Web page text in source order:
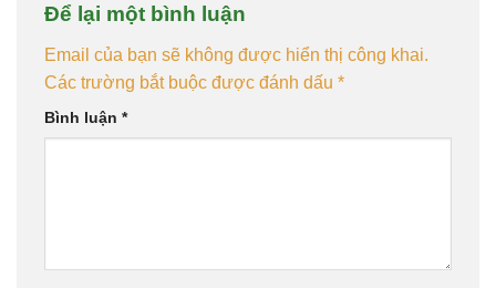
Để lại một bình luận
Email của bạn sẽ không được hiển thị công khai.
Các trường bắt buộc được đánh dấu *
Bình luận *